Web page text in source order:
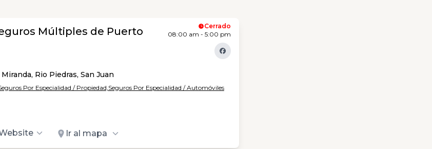
Múltiples de Puerto
Rio Piedras, San Juan
Por Especialidad / Propiedad,Seguros Por Especialidad / Automóviles
Ir al mapa
Cerrado
08:00 am - 5:00 pm